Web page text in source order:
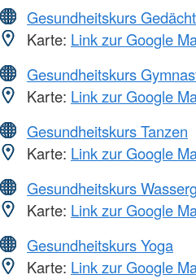
Gesundheitskurs
Karte: Link zur Google
Gesundheitskurs
Karte: Link zur Google
Gesundheitskurs Tanzen
Karte: Link zur Google
Gesundheitskurs
Karte: Link zur Google
Gesundheitskurs Yoga
Karte: Link zur Google